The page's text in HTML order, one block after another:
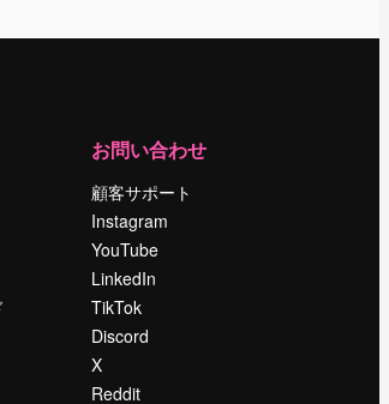
お問い合わせ
顧客サポート
Instagram
YouTube
LinkedIn
TikTok
Discord
X
Reddit